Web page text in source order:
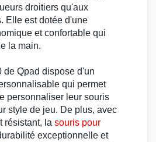
droitiers qu'aux
Elle est dotée d'une
et confortable qui
la main.
de Qpad dispose d'un
qui permet
personnaliser leur souris
style de jeu. De plus, avec
résistant, la souris pour
exceptionnelle et